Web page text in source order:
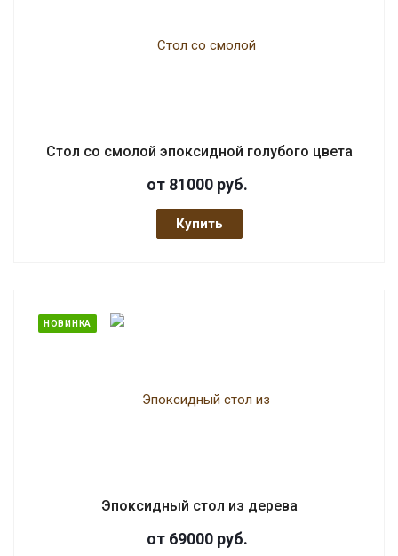
Стол со смолой эпоксидной голубого цвета
от 81000 руб.
Купить
НОВИНКА
Эпоксидный стол из дерева
от 69000 руб.